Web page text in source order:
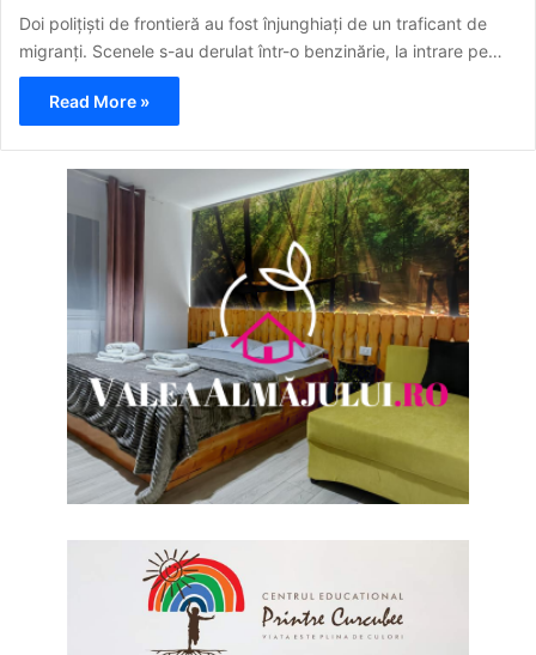
Doi polițiști de frontieră au fost înjunghiați de un traficant de
migranți. Scenele s-au derulat într-o benzinărie, la intrare pe…
Read More »